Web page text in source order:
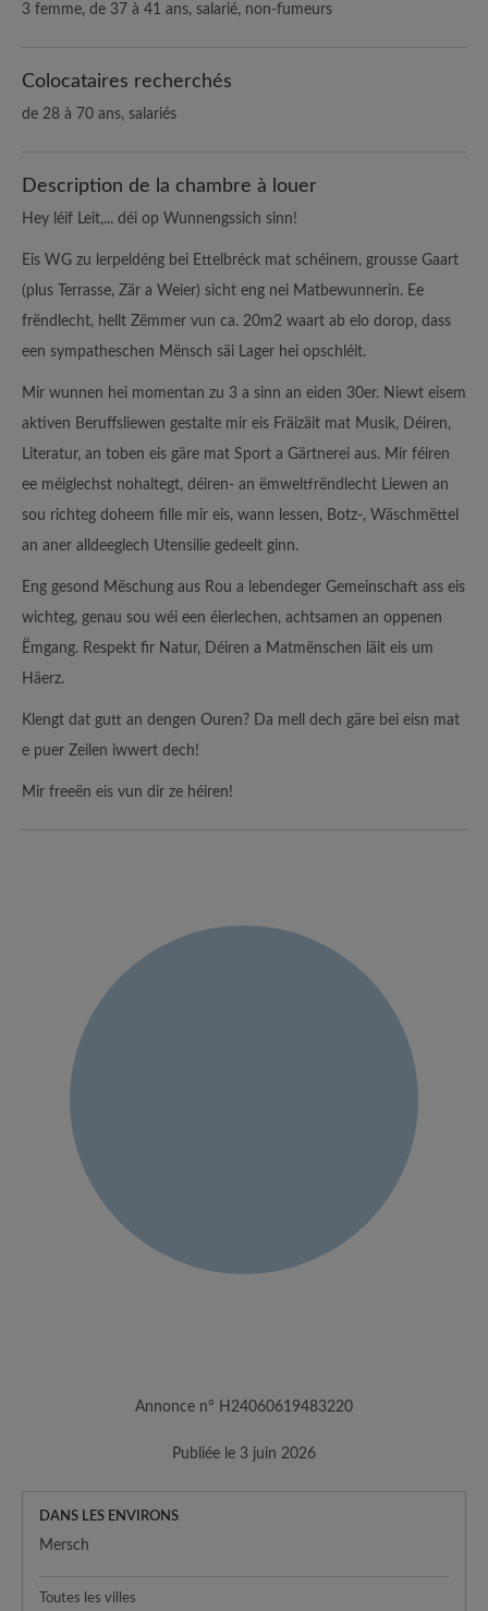
3 femme, de 37 à 41 ans, salarié, non-fumeurs
Colocataires recherchés
de 28 à 70 ans, salariés
Description de la chambre à louer
Hey léif Leit,... déi op Wunnengssich sinn!
Eis WG zu lerpeldéng bei Ettelbréck mat schéinem, grousse Gaart
(plus Terrasse, Zär a Weier) sicht eng nei Matbewunnerin. Ee
frëndlecht, hellt Zëmmer vun ca. 20m2 waart ab elo dorop, dass
een sympatheschen Mënsch säi Lager hei opschléit.
Mir wunnen hei momentan zu 3 a sinn an eiden 30er. Niewt eisem
aktiven Beruffsliewen gestalte mir eis Fräizäit mat Musik, Déiren,
Literatur, an toben eis gäre mat Sport a Gärtnerei aus. Mir féiren
ee méiglechst nohaltegt, déiren- an ëmweltfrëndlecht Liewen an
sou richteg doheem fille mir eis, wann lessen, Botz-, Wäschmëttel
an aner alldeeglech Utensilie gedeelt ginn.
Eng gesond Mëschung aus Rou a lebendeger Gemeinschaft ass eis
wichteg, genau sou wéi een éierlechen, achtsamen an oppenen
Ëmgang. Respekt fir Natur, Déiren a Matmënschen läit eis um
Häerz.
Klengt dat gutt an dengen Ouren? Da mell dech gäre bei eisn mat
e puer Zeilen iwwert dech!
Mir freeën eis vun dir ze héiren!
Annonce n° H24060619483220
Publiée le 3 juin 2026
DANS LES ENVIRONS
Mersch
Toutes les villes